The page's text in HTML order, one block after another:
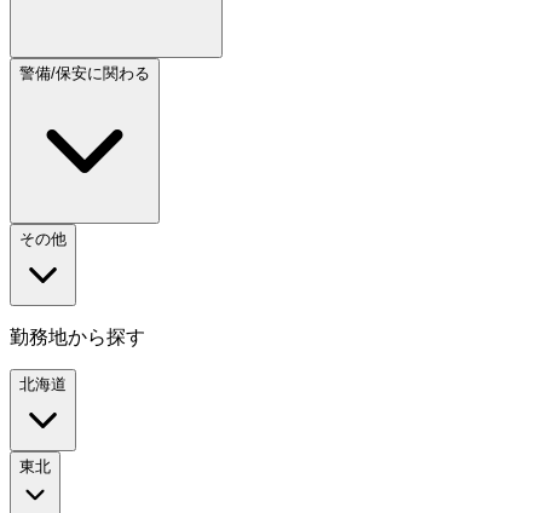
警備/保安に関わる
その他
勤務地から探す
北海道
東北